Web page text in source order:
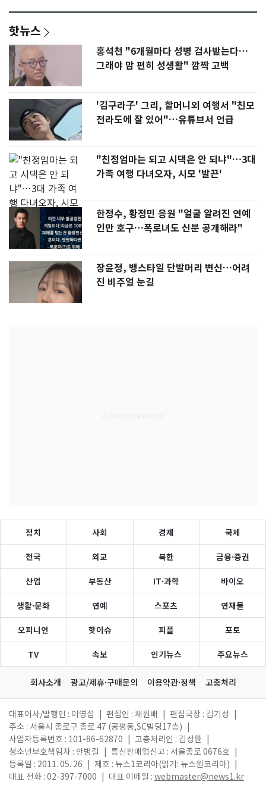
핫뉴스
홍석천 "6개월마다 성병 검사받는다…
그래야 맘 편히 성생활" 깜짝 고백
'김구라子' 그리, 할머니외 여행서 "친모
전라도에 잘 있어"…유튜브서 언급
"친정엄마는 되고 시댁은 안 되냐"…3대
가족 여행 다녀오자, 시모 '발끈'
한정수, 황정민 응원 "얼굴 알려진 연예
인만 호구…폭로녀도 신분 공개해라"
장윤정, 뱅스타일 단발머리 변신…어려
진 비주얼 눈길
정치 사회 경제 국제
전국 외교 북한 금융·증권
산업 부동산 IT·과학 바이오
생활·문화 연예 스포츠 연재물
오피니언 핫이슈 피플 포토
TV 속보 인기뉴스 주요뉴스
회사소개 광고/제휴·구매문의 이용약관·정책 고충처리
대표이사/발행인 : 이영섭 편집인 : 채원배 편집국장 : 김기성
주소 : 서울시 종로구 종로 47 (공평동,SC빌딩17층)
사업자등록번호 : 101-86-62870
고충처리인 : 김성환
청소년보호책임자 : 안병길
통신판매업신고 : 서울종로 0676호
등록일 : 2011. 05. 26
제호 : 뉴스1코리아(읽기: 뉴스원코리아)
대표 전화 : 02-397-7000
대표 이메일 : webmaster@news1.kr